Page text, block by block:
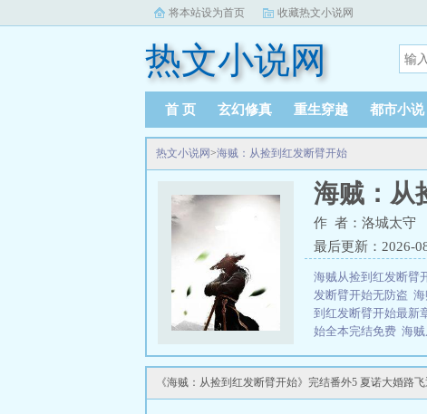
将本站设为首页 收藏热文小说网
热文小说网
首 页 玄幻修真 重生穿越 都市小说
热文小说网>海贼：从捡到红发断臂开始
海贼：从
作 者：洛城太守
最后更新：2026-
海贼从捡到红发断臂
发断臂开始无防盗
到红发断臂开始最新
始全本完结免费 海
到红发断臂开始在线
阅读海贼从捡到红
从捡到红发断臂开始
《海贼：从捡到红发断臂开始》完结番外5 夏诺大婚路